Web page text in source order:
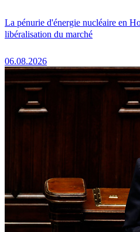
La pénurie d'énergie nucléaire en
libéralisation du marché
06.08.2026